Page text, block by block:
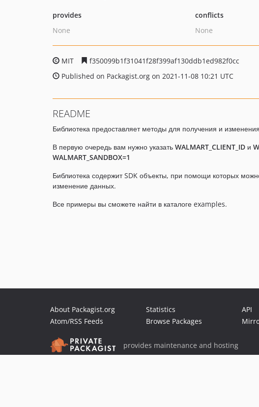
provides
None
conflicts
None
MIT
f350099b1f31041f28f399af130ddb1ed982f0cc
Published on Packagist.org on 2021-11-08 10:21 UTC
README
Библиотека предоставляет методы для получения и
В первую очередь вам нужно указать WALMART_CLIENT_ID и
WALMART_SANDBOX=1
Библиотека содержит SDK объекты, при помощи которых
изменение данных.
Все примеры вы сможете найти в каталоге examples.
About Packagist.org
Atom/RSS Feeds
Statistics
Browse Packages
API
provides maintenance and hosting